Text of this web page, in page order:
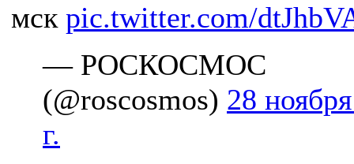
мск pic.twitter.com/
— РОСКОСМОС
(@roscosmos) 28
г.